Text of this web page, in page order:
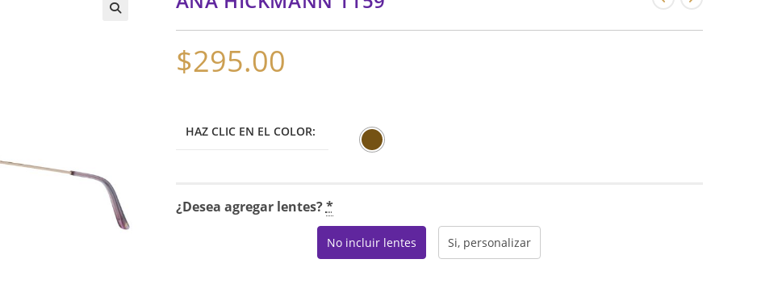
la
$295.00
HAZ CLIC EN EL COLOR:
¿Desea agregar lentes?*
No incluir lentes Si, personalizar